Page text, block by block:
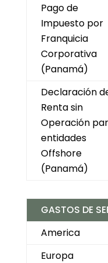
Pago de
Impuesto por
Franquicia
Corporativa
(Panamá)
Declaración
Renta sin
Operación
entidades
Offshore
(Panamá)
GASTOS DE
America
Europa